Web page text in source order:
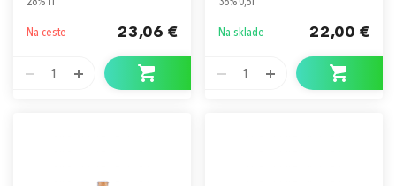
Na ceste 23,06 €
1
Na sklade 22,00 €
1